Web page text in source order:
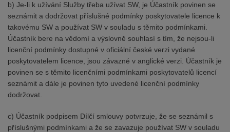
b) Je-li k užívání Služby třeba užívat SW, je Účastník povinen se
seznámit a dodržovat příslušné podmínky poskytovatele licence k
takovému SW a používat SW v souladu s těmito podmínkami.
Účastník bere na vědomí a výslovně souhlasí s tím, že nejsou-li
licenční podmínky dostupné v oficiální české verzi vydané
poskytovatelem licence, jsou závazné v anglické verzi. Účastník je
povinen se s těmito licenčními podmínkami poskytovatelů licencí
seznámit a dále je povinen tyto uvedené licenční podmínky
dodržovat.
c) Účastník podpisem Dílčí smlouvy potvrzuje, že se seznámil s
příslušnými podmínkami a že se zavazuje používat SW v souladu